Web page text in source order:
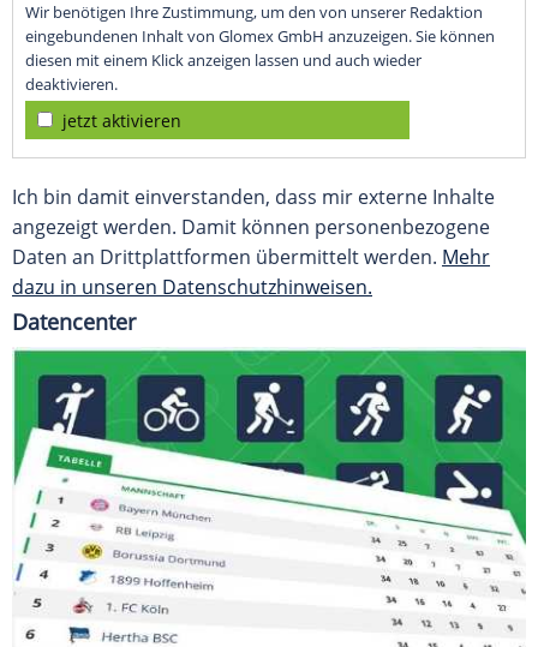
Wir benötigen Ihre Zustimmung, um den von unserer Redaktion
eingebundenen Inhalt von Glomex GmbH anzuzeigen. Sie können
diesen mit einem Klick anzeigen lassen und auch wieder
deaktivieren.
jetzt aktivieren
Ich bin damit einverstanden, dass mir externe Inhalte
angezeigt werden. Damit können personenbezogene
Daten an Drittplattformen übermittelt werden. Mehr
dazu in unseren Datenschutzhinweisen.
Datencenter